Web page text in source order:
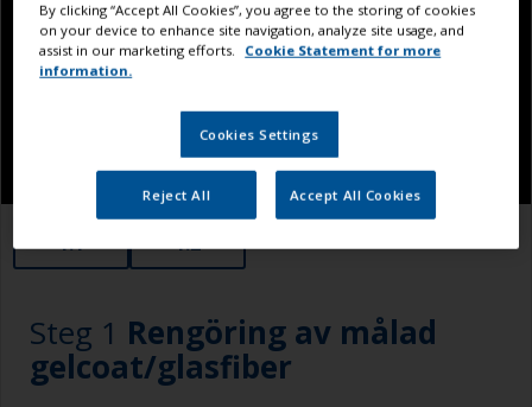
1.1 1.2
Steg 1 Rengöring av målad
gelcoat/glasfiber
By clicking “Accept All Cookies”, you agree to the storing of cookies
on your device to enhance site navigation, analyze site usage, and
assist in our marketing efforts.
Cookie Statement for more
information.
Cookies Settings
Reject All Accept All Cookies